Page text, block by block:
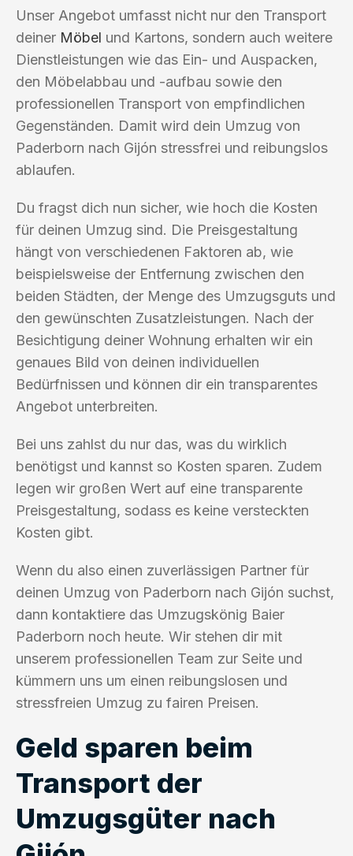
Unser Angebot umfasst nicht nur den Transport
deiner Möbel und Kartons, sondern auch weitere
Dienstleistungen wie das Ein- und Auspacken,
den Möbelabbau und -aufbau sowie den
professionellen Transport von empfindlichen
Gegenständen. Damit wird dein Umzug von
Paderborn nach Gijón stressfrei und reibungslos
ablaufen.
Du fragst dich nun sicher, wie hoch die Kosten
für deinen Umzug sind. Die Preisgestaltung
hängt von verschiedenen Faktoren ab, wie
beispielsweise der Entfernung zwischen den
beiden Städten, der Menge des Umzugsguts und
den gewünschten Zusatzleistungen. Nach der
Besichtigung deiner Wohnung erhalten wir ein
genaues Bild von deinen individuellen
Bedürfnissen und können dir ein transparentes
Angebot unterbreiten.
Bei uns zahlst du nur das, was du wirklich
benötigst und kannst so Kosten sparen. Zudem
legen wir großen Wert auf eine transparente
Preisgestaltung, sodass es keine versteckten
Kosten gibt.
Wenn du also einen zuverlässigen Partner für
deinen Umzug von Paderborn nach Gijón suchst,
dann kontaktiere das Umzugskönig Baier
Paderborn noch heute. Wir stehen dir mit
unserem professionellen Team zur Seite und
kümmern uns um einen reibungslosen und
stressfreien Umzug zu fairen Preisen.
Geld sparen beim
Transport der
Umzugsgüter nach